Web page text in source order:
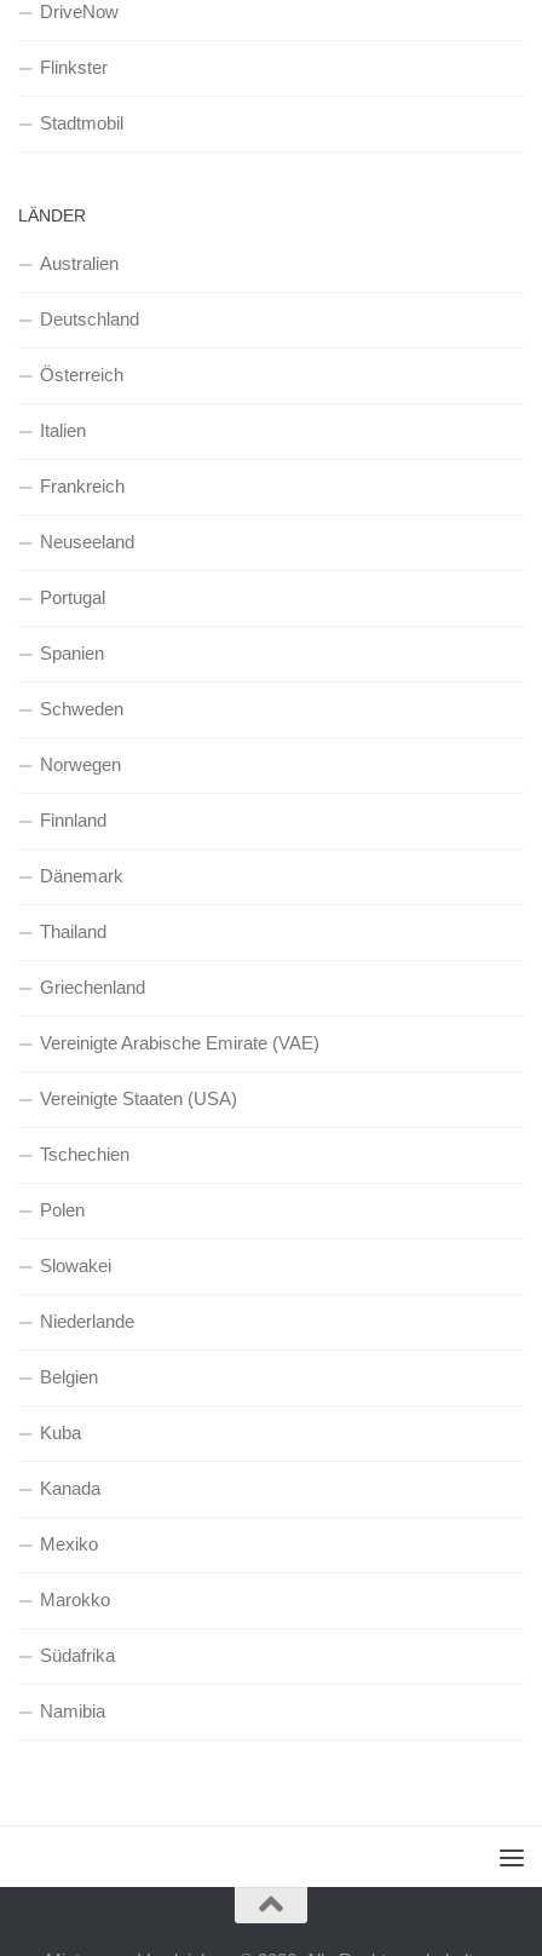
DriveNow
Flinkster
Stadtmobil
LÄNDER
Australien
Deutschland
Österreich
Italien
Frankreich
Neuseeland
Portugal
Spanien
Schweden
Norwegen
Finnland
Dänemark
Thailand
Griechenland
Vereinigte Arabische Emirate (VAE)
Vereinigte Staaten (USA)
Tschechien
Polen
Slowakei
Niederlande
Belgien
Kuba
Kanada
Mexiko
Marokko
Südafrika
Namibia